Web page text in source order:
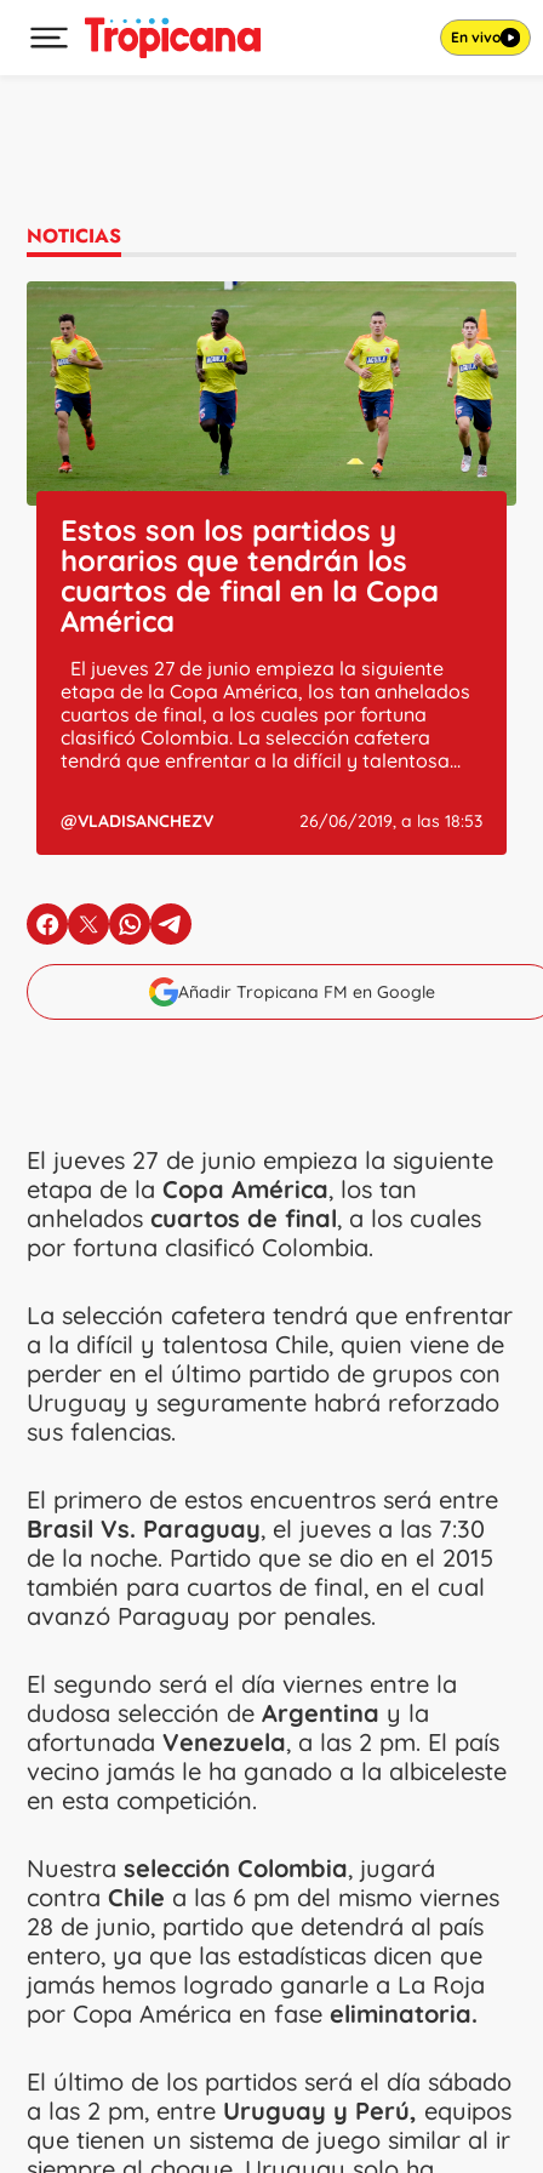
Desplegar menú principal En vivo
NOTICIAS
Estos son los partidos y
horarios que tendrán los
cuartos de final en la Copa
América
El jueves 27 de junio empieza la siguiente
etapa de la Copa América, los tan anhelados
cuartos de final, a los cuales por fortuna
clasificó Colombia. La selección cafetera
tendrá que enfrentar a la difícil y talentosa...
@VLADISANCHEZV 26/06/2019, a las 18:53
en Facebook
en Xen Whatsapp
en Telegram
Añadir Tropicana FM en Google
El jueves 27 de junio empieza la siguiente
etapa de la Copa América, los tan
anhelados cuartos de final, a los cuales
por fortuna clasificó Colombia.
La selección cafetera tendrá que enfrentar
a la difícil y talentosa Chile, quien viene de
perder en el último partido de grupos con
Uruguay y seguramente habrá reforzado
sus falencias.
El primero de estos encuentros será entre
Brasil Vs. Paraguay, el jueves a las 7:30
de la noche. Partido que se dio en el 2015
también para cuartos de final, en el cual
avanzó Paraguay por penales.
El segundo será el día viernes entre la
dudosa selección de Argentina y la
afortunada Venezuela, a las 2 pm. El país
vecino jamás le ha ganado a la albiceleste
en esta competición.
Nuestra selección Colombia, jugará
contraChile a las 6 pm del mismo viernes
28 de junio, partido que detendrá al país
entero, ya que las estadísticas dicen que
jamás hemos logrado ganarle a La Roja
por Copa América en faseeliminatoria.
El último de los partidos será el día sábado
a las 2 pm, entre Uruguay y Perú, equipos
que tienen un sistema de juego similar al ir